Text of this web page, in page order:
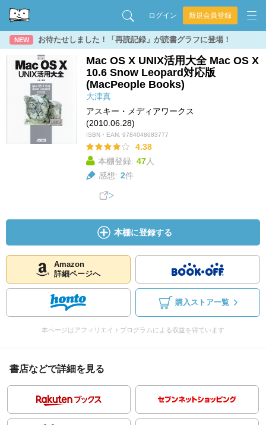
ログイン 新規会員登録
NEW お待たせしました！「再読記録」が読書グラフに登場！
Mac OS X UNIX活用大全 Mac OS X
10.6 Snow Leopard対応版
(MacPeople Books)
大津真
アスキー・メディアワークス
(2010.06.28)
ISBN・EAN: 9784048683777
4.38
本棚登録: 47人
感想: 2件
本棚に登録する
Amazon
詳細ページへ
購入ストア一覧
本ページはアフィリエイトプログラムによる収益を得ています
書店などで詳細を見る